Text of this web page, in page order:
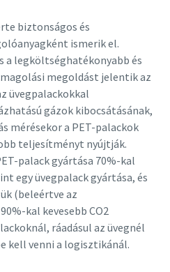
biztonságos és
ismerik el.
a legköltséghatékonyabb és
megoldást jelentik az
üvegpalackokkal
gázok kibocsátásának,
mérésekor a PET-palackok
teljesítményt nyújtják.
palack gyártása 70%-kal
egy üvegpalack gyártása, és
(beleértve az
kal kevesebb CO2
ráadásul az üvegnél
kell venni a logisztikánál.